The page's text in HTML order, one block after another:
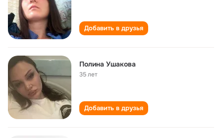
Добавить в друзья
Полина Ушакова
35 лет
Добавить в друзья